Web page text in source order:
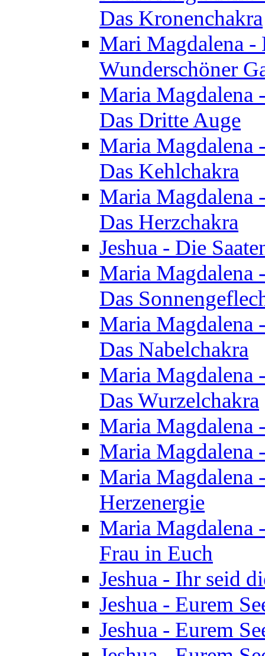
Das Kronenchakra
Mari Magdalena -
Wunderschöner
Maria Magdalena
Das Dritte Auge
Maria Magdalena
Das Kehlchakra
Maria Magdalena
Das Herzchakra
Jeshua - Die
Maria Magdalena
Das
Maria Magdalena
Das Nabelchakra
Maria Magdalena
Das Wurzelchakra
Maria Magdalena
Maria Magdalena
Maria Magdalena
Herzenergie
Maria Magdalena
Frau in Euch
Jeshua - Ihr seid
Jeshua - Eurem
Jeshua - Eurem